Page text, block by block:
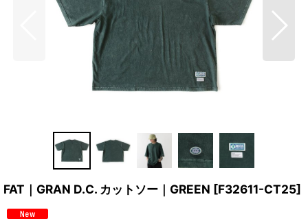
FAT｜GRAN D.C. カットソー｜GREEN [F32611-CT25]